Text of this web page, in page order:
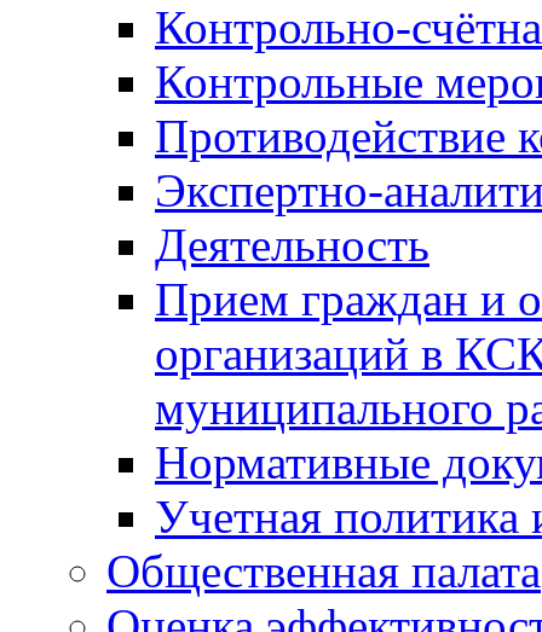
Контрольно-
Контрольные
Противодействие
Экспертно-
Деятельность
Прием граждан и
организаций в
муниципального
Нормативные
Учетная политика
Общественная палата